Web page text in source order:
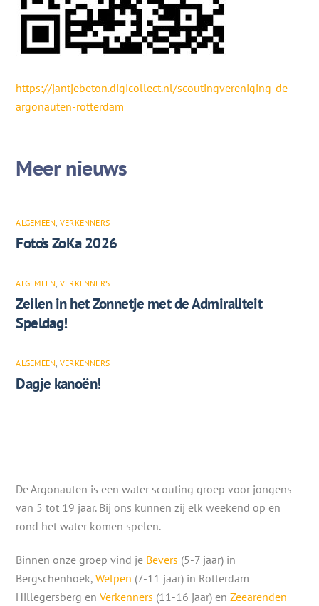
https://jantjebeton.digicollect.nl/scoutingvereniging-de-
argonauten-rotterdam
ALGEMEEN VERKENNERS
Foto’s ZoKa 2026
ALGEMEEN VERKENNERS
Zeilen in het Zonnetje met de Admiraliteit
Speldag!
ALGEMEEN VERKENNERS
Dagje kanoën!
De Argonauten is een water scouting groep voor jongens
van 5 tot 19 jaar. Bij ons kunnen zij elk weekend op en
rond het water komen spelen.
Binnen onze groep vind je Bevers (5-7 jaar) in
Bergschenhoek,Welpen (7-11 jaar) in Rotterdam
Hillegersberg enVerkenners (11-16 jaar) enZeearenden